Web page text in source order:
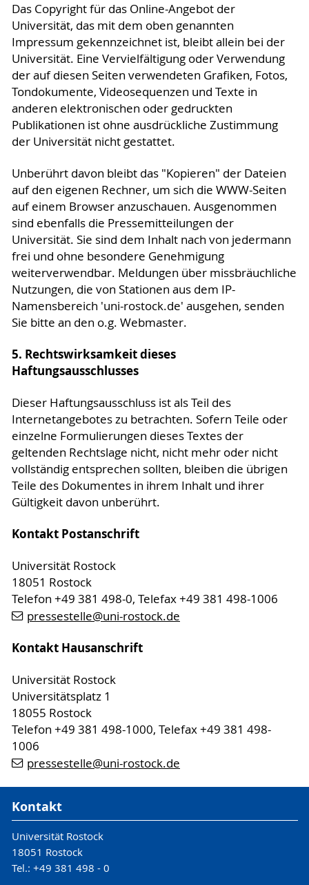
Das Copyright für das Online-Angebot der
Universität, das mit dem oben genannten
Impressum gekennzeichnet ist, bleibt allein bei der
Universität. Eine Vervielfältigung oder Verwendung
der auf diesen Seiten verwendeten Grafiken, Fotos,
Tondokumente, Videosequenzen und Texte in
anderen elektronischen oder gedruckten
Publikationen ist ohne ausdrückliche Zustimmung
der Universität nicht gestattet.
Unberührt davon bleibt das "Kopieren" der Dateien
auf den eigenen Rechner, um sich die WWW-Seiten
auf einem Browser anzuschauen. Ausgenommen
sind ebenfalls die Pressemitteilungen der
Universität. Sie sind dem Inhalt nach von jedermann
frei und ohne besondere Genehmigung
weiterverwendbar. Meldungen über missbräuchliche
Nutzungen, die von Stationen aus dem IP-
Namensbereich 'uni-rostock.de' ausgehen, senden
Sie bitte an den o.g. Webmaster.
5. Rechtswirksamkeit dieses
Haftungsausschlusses
Dieser Haftungsausschluss ist als Teil des
Internetangebotes zu betrachten. Sofern Teile oder
einzelne Formulierungen dieses Textes der
geltenden Rechtslage nicht, nicht mehr oder nicht
vollständig entsprechen sollten, bleiben die übrigen
Teile des Dokumentes in ihrem Inhalt und ihrer
Gültigkeit davon unberührt.
Kontakt Postanschrift
Universität Rostock
18051 Rostock
Telefon +49 381 498-0, Telefax +49 381 498-1006
pressestelle@uni-rostock.de
Kontakt Hausanschrift
Universität Rostock
Universitätsplatz 1
18055 Rostock
Telefon +49 381 498-1000, Telefax +49 381 498-
1006
pressestelle@uni-rostock.de
Kontakt
Universität Rostock
18051 Rostock
Tel.: +49 381 498 - 0